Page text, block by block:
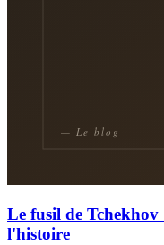
Le fusil de
l'histoire